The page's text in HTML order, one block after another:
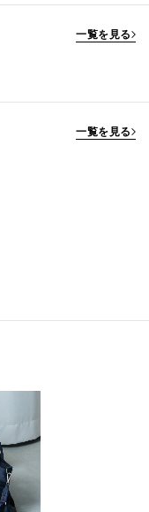
一覧を見る
一覧を見る